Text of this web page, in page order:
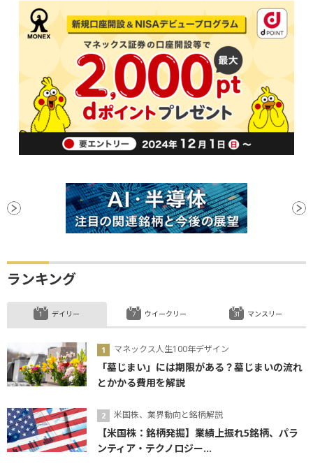
ランキング
デイリー
マネックス人生100年デザイン
「墓じまい」には期限がある？墓じまいの流れ
とかかる費用を解説
米国株、業界動向と銘柄解説
【米国株：銘柄発掘】業績上振れ5銘柄、パラ
ンティア・テクノロジー...
ウイークリー マンスリー